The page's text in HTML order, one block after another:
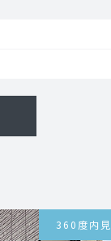
360度内見